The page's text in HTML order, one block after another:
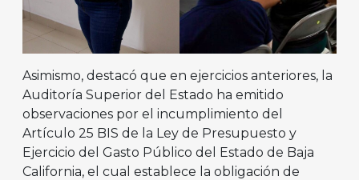
Asimismo, destacó que en ejercicios anteriores, la
Auditoría Superior del Estado ha emitido
observaciones por el incumplimiento del
Artículo 25 BIS de la Ley de Presupuesto y
Ejercicio del Gasto Público del Estado de Baja
California, el cual establece la obligación de